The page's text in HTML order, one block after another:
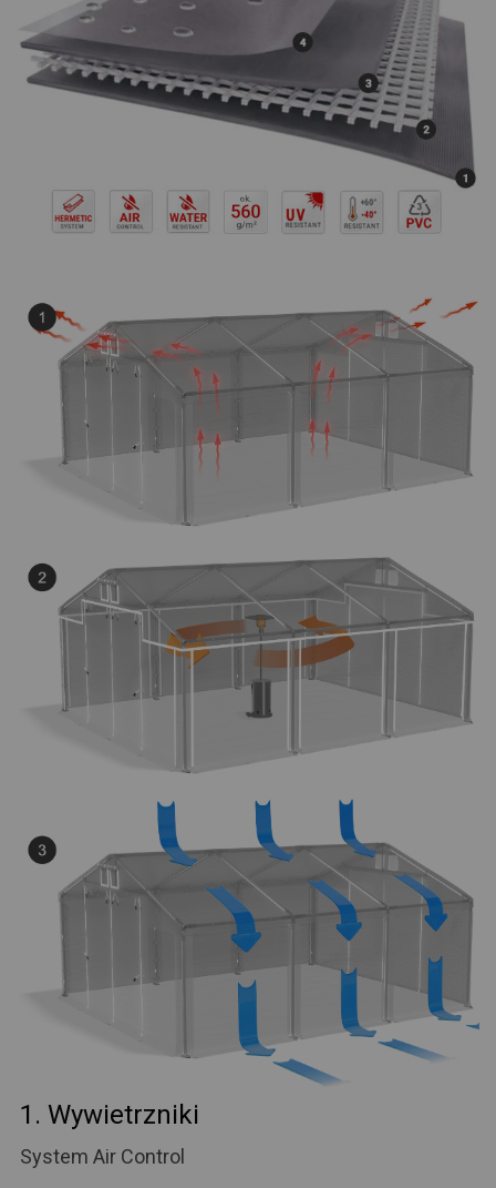
1. Wywietrzniki
System Air Control